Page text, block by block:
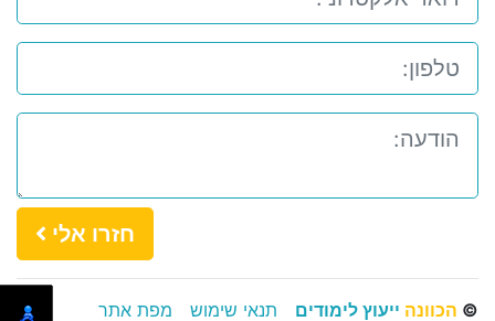
חזרו אלי
© הכוונה ייעוץ לימודים תנאי שימוש מפת אתר